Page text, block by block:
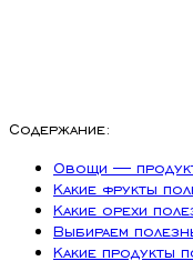
Содержание:
Овощи —
Какие фрукты
Какие орехи
Выбираем
Какие продукты